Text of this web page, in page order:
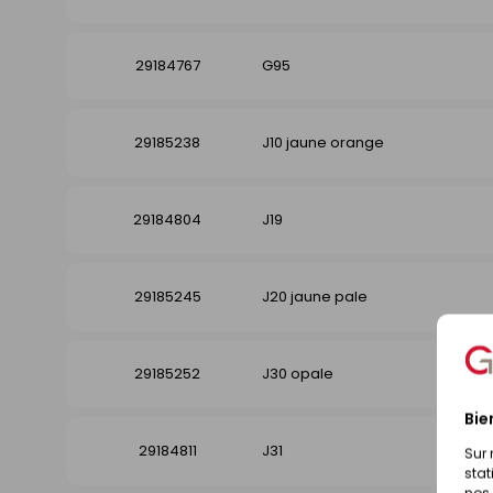
Sur
29184767 G95
29185238 J10 jaune orange
29184804 J19
29185245 J20 jaune pale
29185252 J30 opale
29184811 J31